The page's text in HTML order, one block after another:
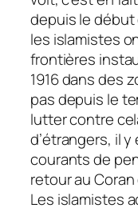
depuis le début
les islamistes
frontières
1916 dans des
pas depuis le
lutter contre
d’étrangers, il
courants de
retour au
Les islamistes